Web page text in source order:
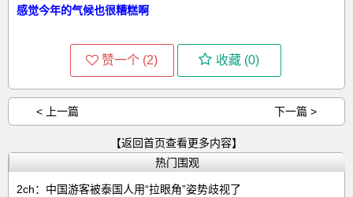
感觉今年的气候也很糟糕啊
赞一个 (2) 收藏 (0)
< 上一篇 下一篇 >
【返回首页查看更多内容】
热门围观
2ch：中国游客被泰国人用“拉眼角”姿势歧视了